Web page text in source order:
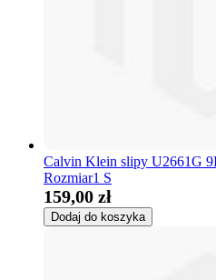
Calvin Klein slipy U2661G
Rozmiar1 S
159,00 zł
Dodaj do koszyka